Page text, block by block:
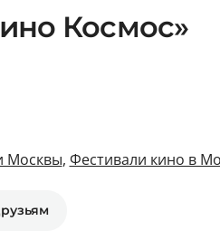
Космос»
Москвы, Фестивали кино в